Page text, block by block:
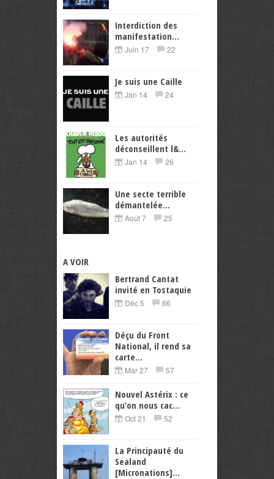
Interdiction des
manifestation...
Juin 17 22
Je suis une Caille
Jan 14 24
Les autorités
déconseillent l&...
Jan 14 26
Une secte terrible
démantelée...
Août 7 25
A VOIR
Bertrand Cantat
invité en Tostaquie
Déc 5 66
Déçu du Front
National, il rend sa
carte...
Mar 27 57
Nouvel Astérix : ce
qu’on nous cac...
Oct 21 52
La Principauté du
Sealand
[Micronations]...